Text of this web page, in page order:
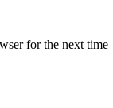
for the next time